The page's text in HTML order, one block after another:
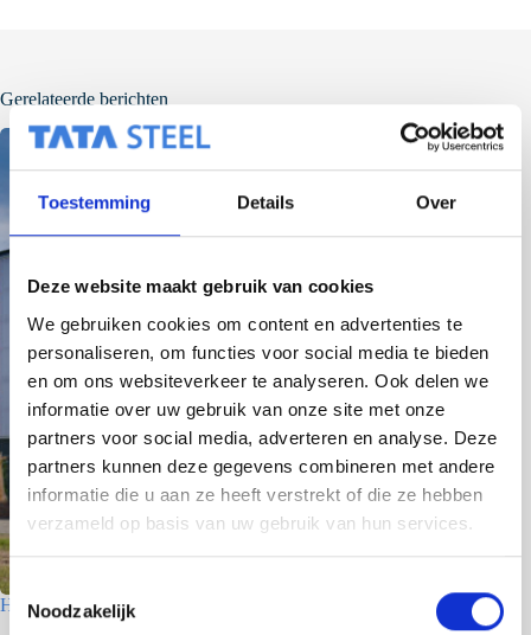
Toestemming Details Over
Deze website maakt gebruik van cookies
We gebruiken cookies om content en advertenties te
personaliseren, om functies voor social media te bieden
en om ons websiteverkeer te analyseren. Ook delen we
informatie over uw gebruik van onze site met onze
partners voor social media, adverteren en analyse. Deze
partners kunnen deze gegevens combineren met andere
informatie die u aan ze heeft verstrekt of die ze hebben
verzameld op basis van uw gebruik van hun services.
T
o
Noodzakelijk
Gerelateerde berichten
Houtfabriek – Utrecht